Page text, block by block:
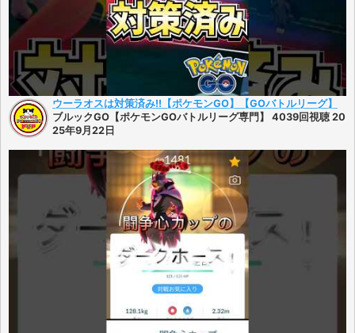
ウーラオスは対策済み!!【ポケモンGO】【GOバトルリーグ】
ブルックGO【ポケモンGOバトルリーグ専門】 4039回視聴 20
25年9月22日